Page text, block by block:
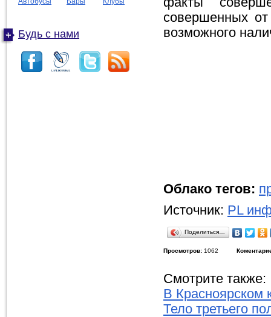
Будь с нами
совершенных
возможного
Облако тегов:
Источник: PL
Поделиться…
Просмотров: 1062
Смотрите также:
В Красноярском
Тело третьего